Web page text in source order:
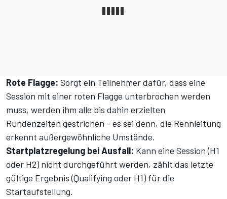
Rote Flagge: Sorgt ein Teilnehmer dafür, dass eine
Session mit einer roten Flagge unterbrochen werden
muss, werden ihm alle bis dahin erzielten
Rundenzeiten gestrichen - es sei denn, die Rennleitung
erkennt außergewöhnliche Umstände.
Startplatzregelung bei Ausfall: Kann eine Session (H1
oder H2) nicht durchgeführt werden, zählt das letzte
gültige Ergebnis (Qualifying oder H1) für die
Startaufstellung.